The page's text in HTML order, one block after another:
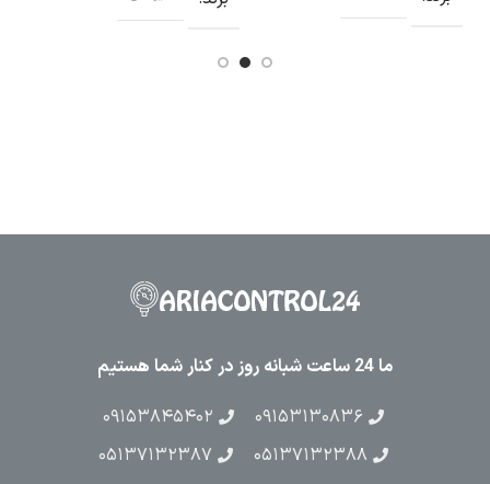
ما 24 ساعت شبانه روز در کنار شما هستیم
۰۹۱۵۳۱۳۰۸۳۶
۰۹۱۵۳۸۴۵۴۰۲
۰۵۱۳۷۱۳۲۳۸۸
۰۵۱۳۷۱۳۲۳۸۷